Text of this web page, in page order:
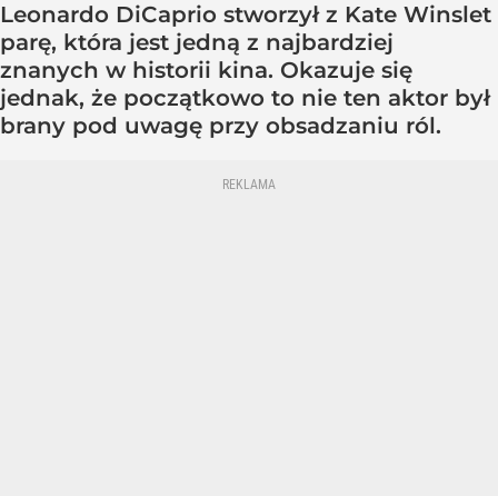
Leonardo DiCaprio stworzył z Kate Winslet
parę, która jest jedną z najbardziej
znanych w historii kina. Okazuje się
jednak, że początkowo to nie ten aktor był
brany pod uwagę przy obsadzaniu ról.